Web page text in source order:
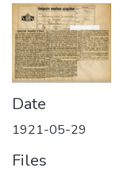
Date
1921-05-29
Files